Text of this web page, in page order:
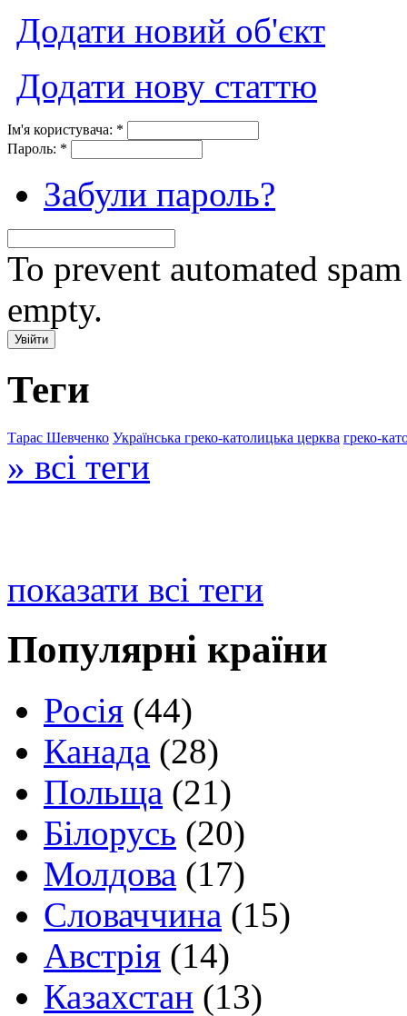
Додати новий об'єкт
Додати нову статтю
Ім'я користувача: *
Пароль: *
Забули пароль?
To prevent automated
empty.
Теги
Тарас Шевченко Українська греко-католицька церква греко-
» всі теги
показати всі теги
Популярні країни
Росія (44)
Канада (28)
Польща (21)
Білорусь (20)
Молдова (17)
Словаччина (15)
Австрія (14)
Казахстан (13)